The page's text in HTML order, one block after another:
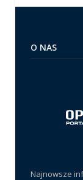
O NAS
Najnowsze